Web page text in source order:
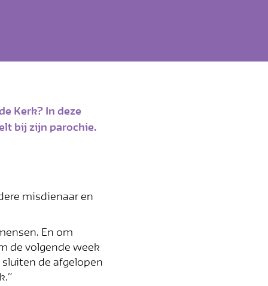
Kerk? In deze
bij zijn parochie.
misdienaar en
En om
de volgende week
de afgelopen